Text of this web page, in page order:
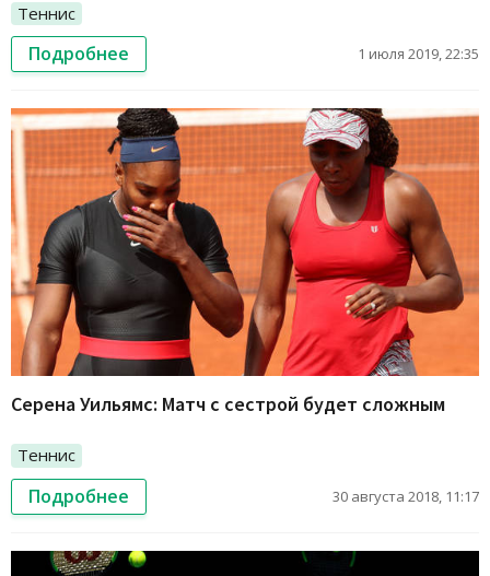
Теннис
Подробнее 1 июля 2019, 22:35
Серена Уильямс: Матч с сестрой будет сложным
Теннис
Подробнее 30 августа 2018, 11:17